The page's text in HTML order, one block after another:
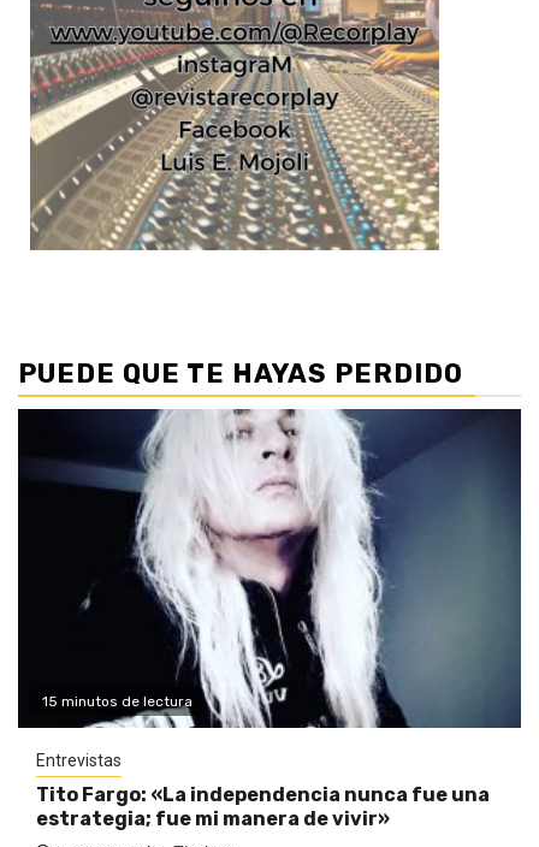
PUEDE QUE TE HAYAS PERDIDO
15 minutos de lectura
Entrevistas
Tito Fargo: «La independencia nunca fue una
estrategia; fue mi manera de vivir»